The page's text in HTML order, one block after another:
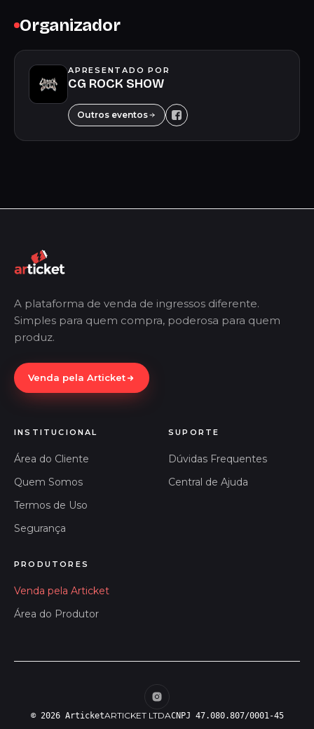
Organizador
APRESENTADO POR
CG ROCK SHOW
Outros eventos
A plataforma de venda de ingressos diferente.
Simples para quem compra, poderosa para quem
produz.
Venda pela Articket
INSTITUCIONAL
Área do Cliente
Quem Somos
Termos de Uso
Segurança
SUPORTE
Dúvidas Frequentes
Central de Ajuda
PRODUTORES
Venda pela Articket
Área do Produtor
© 2026 ArticketARTICKET LTDACNPJ 47.080.807/0001-45